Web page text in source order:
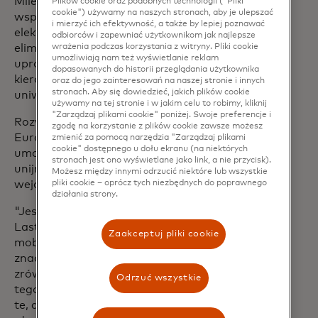
wspieranie popularyzacji pojazdów
elektrycznych w całej Europie poprzez
eliminację istniejących barier i
uproszczenie procesu ładowania dla
kierowców dzięki interoperacyjnym i
uniwersalnym rozwiązaniom płatniczym.
Rozwiązanie zostanie wdrożone w całej
Europie na początku 2024 roku, aby
umożliwić CPO spełnienie wymogów
unijnego rozporządzenia AFIR, które
wejdzie w życie w kwietniu 2024 roku.
"Jesteśmy podekscytowani współpracą z
Last Mile Solutions. Przejście na masową
mobilność elektryczną ma kluczowe
znaczenie dla budowania bardziej
zrównoważonego świata. Osiągnięcie
tego celu wymaga partnerstw takich jak
te, aby przejście było jak najbardziej
cookie") używamy na naszych stronach, aby je ulepszać
i mierzyć ich efektywność, a także by lepiej poznawać
odbiorców i zapewniać użytkownikom jak najlepsze
wrażenia podczas korzystania z witryny. Pliki cookie
umożliwiają nam też wyświetlanie reklam
dopasowanych do historii przeglądania użytkownika
oraz do jego zainteresowań na naszej stronie i innych
stronach. Aby się dowiedzieć, jakich plików cookie
używamy na tej stronie i w jakim celu to robimy, kliknij
"Zarządzaj plikami cookie" poniżej. Swoje preferencje i
zgodę na korzystanie z plików cookie zawsze możesz
zmienić za pomocą narzędzia "Zarządzaj plikami
cookie" dostępnego u dołu ekranu (na niektórych
stronach jest ono wyświetlane jako link, a nie przycisk).
Możesz między innymi odrzucić niektóre lub wszystkie
pliki cookie – oprócz tych niezbędnych do poprawnego
działania strony.
Zaakceptuj pliki cookie
Odrzuć wszystkie